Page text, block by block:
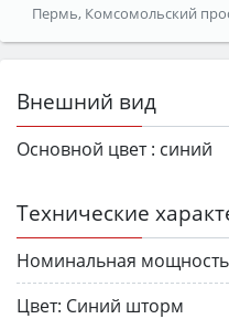
Пермь, Комсомольский
Внешний вид
Основной цвет : синий
Технические
Номинальная мощность
Цвет: Синий шторм